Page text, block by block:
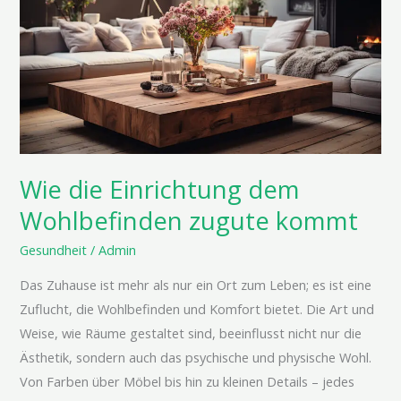
Wie die Einrichtung dem
Wohlbefinden zugute kommt
Gesundheit /Admin
Das Zuhause ist mehr als nur ein Ort zum Leben; es ist eine
Zuflucht, die Wohlbefinden und Komfort bietet. Die Art und
Weise, wie Räume gestaltet sind, beeinflusst nicht nur die
Ästhetik, sondern auch das psychische und physische Wohl.
Von Farben über Möbel bis hin zu kleinen Details – jedes
Einrichtung
dem
Wohlbefinden
zugute
kommt